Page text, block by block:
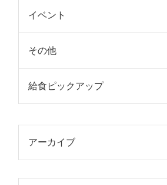
イベント
その他
給食ピックアップ
アーカイブ